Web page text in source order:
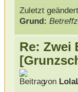
Zuletzt
Grund:
Re: Zwei
von